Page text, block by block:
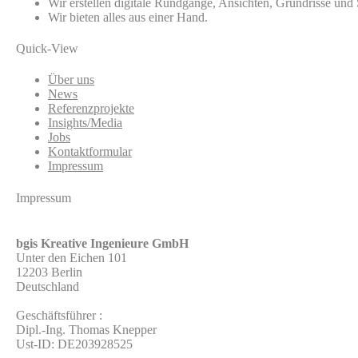
Wir bieten alles aus einer Hand.
Quick-View
Über uns
News
Referenzprojekte
Insights/Media
Jobs
Kontaktformular
Impressum
Impressum
bgis Kreative Ingenieure GmbH
Unter den Eichen 101
12203 Berlin
Deutschland
Geschäftsführer :
Dipl.-Ing. Thomas Knepper
Ust-ID: DE203928525